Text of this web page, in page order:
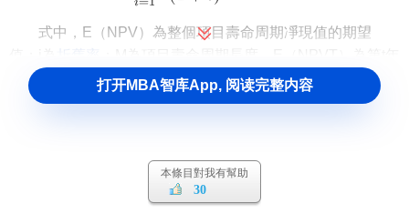
式中，E（NPV）為整個項目壽命周期凈現值的期望
凈現值的期望值。
5、計算各年凈現值標準差、整個項目壽命周期凈現值的
，各年凈現值標準差的計算公式為：
打开MBA智库App, 阅读完整内容
本條目對我有幫助
30